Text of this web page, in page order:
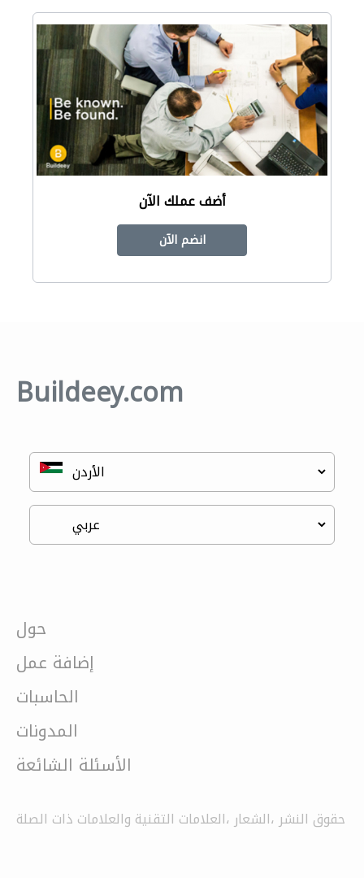
أضف عملك الآن
انضم الآن
Buildeey.com
حول
إضافة عمل
الحاسبات
المدونات
الأسئلة الشائعة
حقوق النشر ،الشعار ،العلامات التقنية والعلامات ذات الصلة